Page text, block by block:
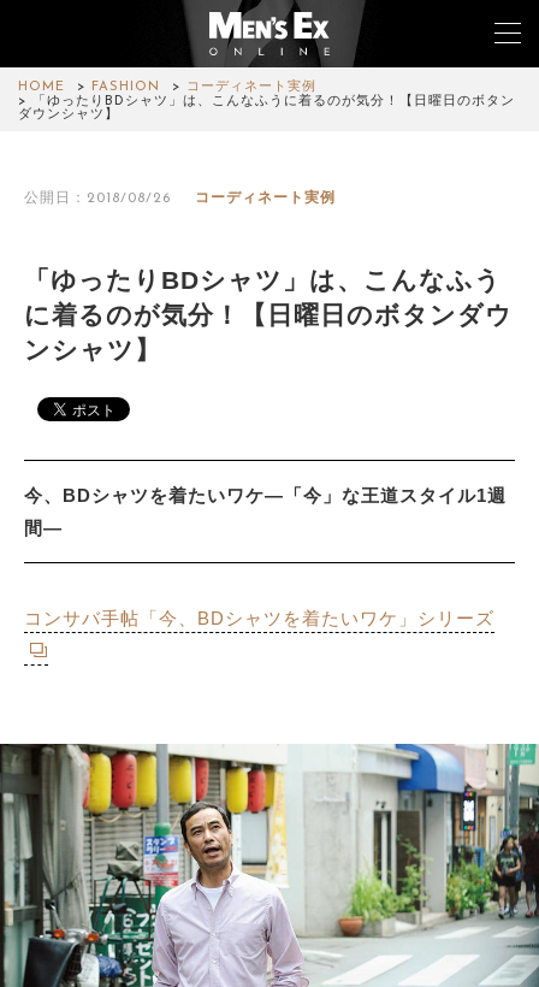
HOME FASHION
コーディネート実例
「ゆったりBDシャツ」は、こんなふうに着るのが気分！【日曜日のボタン
ダウンシャツ】
公開日：2018/08/26 コーディネート実例
「ゆったりBDシャツ」は、こんなふう
に着るのが気分！【日曜日のボタンダウ
ンシャツ】
今、BDシャツを着たいワケ—「今」な王道スタイル1週
間—
コンサバ手帖「今、BDシャツを着たいワケ」シリーズ
FASHION
WATCH
CAR&BIKE
COLUMN
ABOUT SITE
サイトマップ